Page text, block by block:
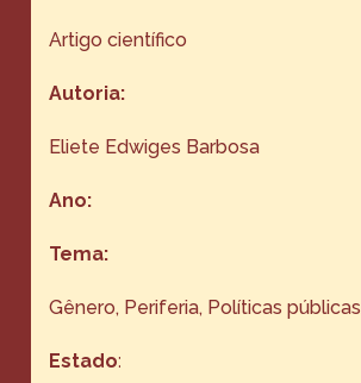
Artigo científico
Autoria:
Eliete Edwiges Barbosa
Ano:
Tema:
Gênero, Periferia, Políticas públicas
Estado: